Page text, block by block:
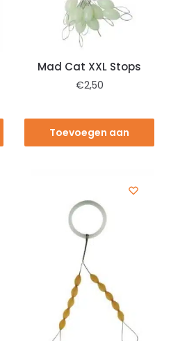
Mad Cat XXL Stops
€2,50
Toevoegen aan